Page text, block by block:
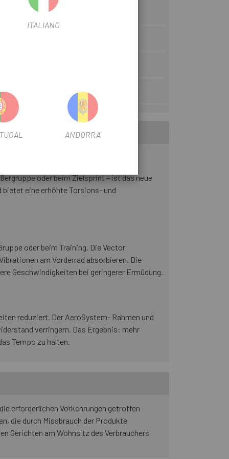
160/140 mm
oder beim Zielsprint – ist das neue
bietet eine erhöhte Torsions- und
oder beim Training. Die Vector
am Vorderrad absorbieren. Die
Geschwindigkeiten bei geringerer Ermüdung.
reduziert. Der AeroSystem- Rahmen und
verringern. Das Ergebnis: mehr
Tempo zu halten.
erforderlichen Vorkehrungen getroffen
die durch Missbrauch der Produkte
Gerichten am Wohnsitz des Verbrauchers
ITALIANO
ANDORRA